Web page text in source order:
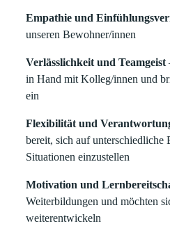
Empathie und
unseren Bewohner/innen
Verlässlichkeit und Teamgeist
in Hand mit Kolleg/innen und
ein
Flexibilität und
bereit, sich auf unterschiedliche
Situationen einzustellen
Motivation und
Weiterbildungen und möchten
weiterentwickeln